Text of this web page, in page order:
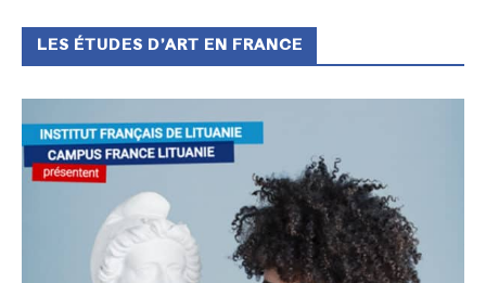
LES ÉTUDES D’ART EN FRANCE